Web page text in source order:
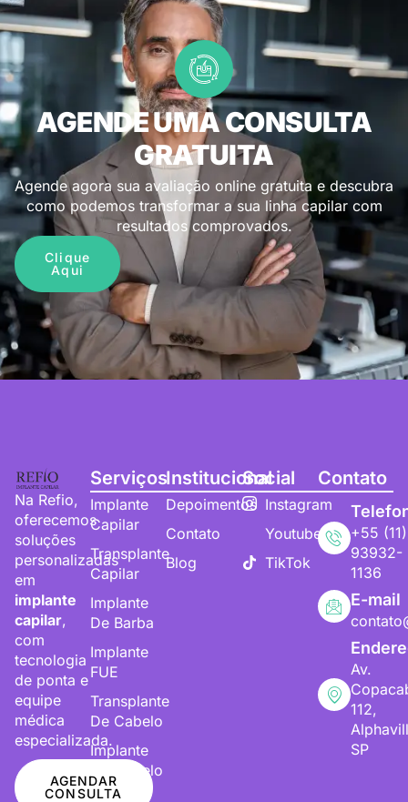
AGENDE UMA CONSULTA
GRATUITA
Agende agora sua avaliação online gratuita e descubra
como podemos transformar a sua linha capilar com
resultados comprovados.
Clique
Aqui
Na Refio,
oferecemos
soluções
personalizadas
em
implante
capilar,
com
tecnologia
de ponta e
equipe
médica
especializada.
AGENDAR
CONSULTA
Serviços
Implante
Capilar
Transplante
Capilar
Implante
De Barba
Implante
FUE
Transplante
De Cabelo
Implante
De Cabelo
Institucional
Depoimentos
Contato
Blog
Social
Instagram
Youtube
TikTok
Contato
+55 (11)
93932-
1136
E-mail
Av.
112,
SP